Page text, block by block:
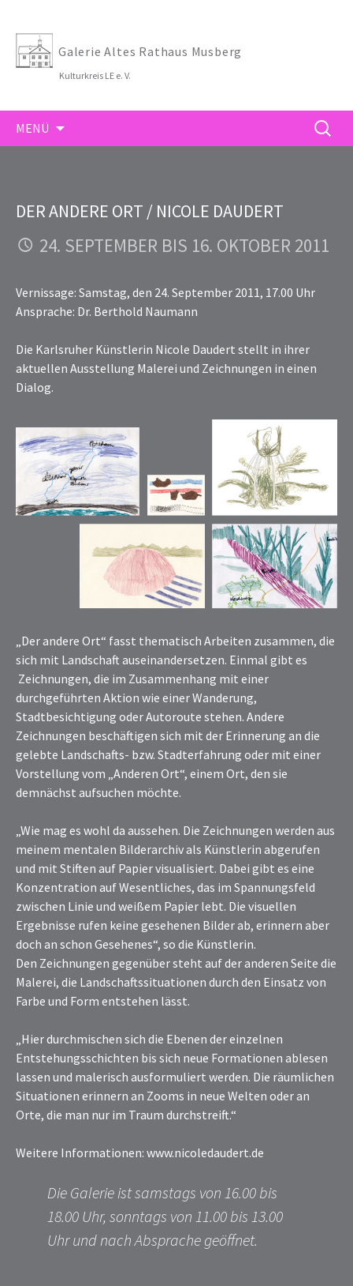
Galerie Altes Rathaus Musberg
Kulturkreis LE e. V.
MENÜ
SUCHE
NACH:
DER ANDERE ORT / NICOLE DAUDERT
24. SEPTEMBER BIS 16. OKTOBER 2011
Vernissage: Samstag, den 24. September 2011, 17.00 Uhr
Ansprache: Dr. Berthold Naumann
Die Karlsruher Künstlerin Nicole Daudert stellt in ihrer
aktuellen Ausstellung Malerei und Zeichnungen in einen
Dialog.
„Der andere Ort“ fasst thematisch Arbeiten zusammen, die
sich mit Landschaft auseinandersetzen. Einmal gibt es
Zeichnungen, die im Zusammenhang mit einer
durchgeführten Aktion wie einer Wanderung,
Stadtbesichtigung oder Autoroute stehen. Andere
Zeichnungen beschäftigen sich mit der Erinnerung an die
gelebte Landschafts- bzw. Stadterfahrung oder mit einer
Vorstellung vom „Anderen Ort“, einem Ort, den sie
demnächst aufsuchen möchte.
„Wie mag es wohl da aussehen. Die Zeichnungen werden aus
meinem mentalen Bilderarchiv als Künstlerin abgerufen
und mit Stiften auf Papier visualisiert. Dabei gibt es eine
Konzentration auf Wesentliches, das im Spannungsfeld
zwischen Linie und weißem Papier lebt. Die visuellen
Ergebnisse rufen keine gesehenen Bilder ab, erinnern aber
doch an schon Gesehenes“, so die Künstlerin.
Den Zeichnungen gegenüber steht auf der anderen Seite die
Malerei, die Landschaftssituationen durch den Einsatz von
Farbe und Form entstehen lässt.
„Hier durchmischen sich die Ebenen der einzelnen
Entstehungsschichten bis sich neue Formationen ablesen
lassen und malerisch ausformuliert werden. Die räumlichen
Situationen erinnern an Zooms in neue Welten oder an
Orte, die man nur im Traum durchstreift.“
Weitere Informationen: www.nicoledaudert.de
Die Galerie ist samstags von 16.00 bis
18.00 Uhr, sonntags von 11.00 bis 13.00
Uhr und nach Absprache geöffnet.